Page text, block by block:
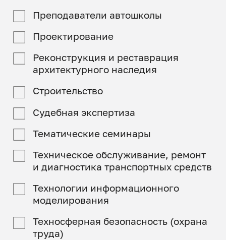
Преподаватели автошколы
Проектирование
Реконструкция и реставрация
архитектурного наследия
Строительство
Судебная экспертиза
Тематические семинары
Техническое обслуживание, ремонт
и диагностика транспортных средств
Технологии информационного
моделирования
Техносферная безопасность (охрана
труда)